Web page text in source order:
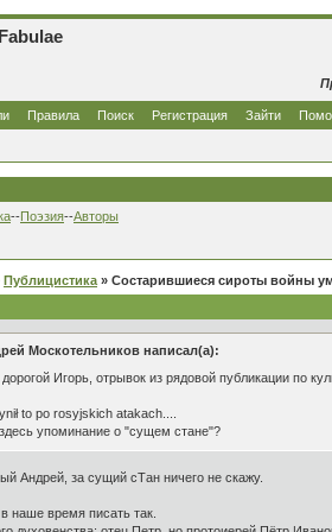
Правила Поиск Регистрация Зайти
--Поэзия--Авторы
Публицистика » Состарившиеся сироты войны
Москотельников написал(а):
дорогой Игорь, отрывок из рядовой публикации по
to po rosyjskich atakach....
упоминание о "сущем стане"?
Андрей, за сущий сТан ничего не скажу.
наше время писать так.